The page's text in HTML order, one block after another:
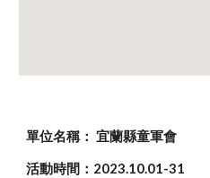
單位名稱： 宜蘭縣童軍會
活動時間：2023.10.01-31